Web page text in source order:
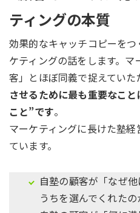
ティングの本質
効果的なキャッチコピーを
ケティングの話をします。
客」とほぼ同義で捉えてい
させるために最も重要なこ
こと”です。
マーケティングに長けた塾
ています。
自塾の顧客が「なぜ
うちを選んでくれたの